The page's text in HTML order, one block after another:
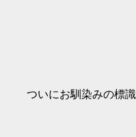
ついにお馴染みの標識